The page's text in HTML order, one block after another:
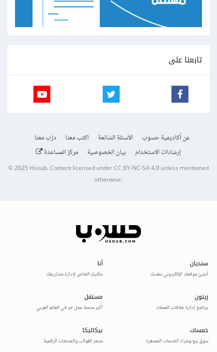
تابعنا على
عن أكاديمية حسوب الأسئلة الشائعة اكتب معنا
درّب معنا
إرشادات الاستخدام
بيان الخصوصية مركز المساعدة
© 2025Hsoub.Content licensed underCC BY-NC-SA 4.0unless mentioned
otherwise.